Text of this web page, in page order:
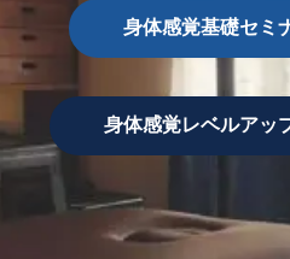
身体感覚基礎セミ
身体感覚レベルアッ